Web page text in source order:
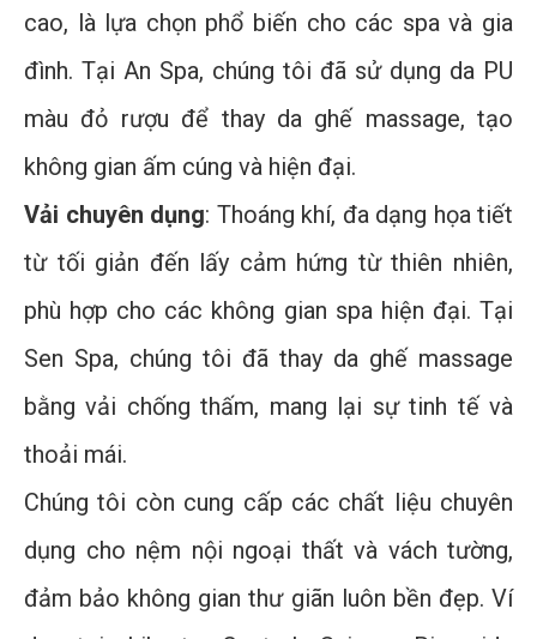
cao, là lựa chọn phổ biến cho các spa và gia
đình. Tại An Spa, chúng tôi đã sử dụng da PU
màu đỏ rượu để thay da ghế massage, tạo
không gian ấm cúng và hiện đại.
Vải chuyên dụng: Thoáng khí, đa dạng họa tiết
từ tối giản đến lấy cảm hứng từ thiên nhiên,
phù hợp cho các không gian spa hiện đại. Tại
Sen Spa, chúng tôi đã thay da ghế massage
bằng vải chống thấm, mang lại sự tinh tế và
thoải mái.
Chúng tôi còn cung cấp các chất liệu chuyên
dụng cho nệm nội ngoại thất và vách tường,
đảm bảo không gian thư giãn luôn bền đẹp. Ví